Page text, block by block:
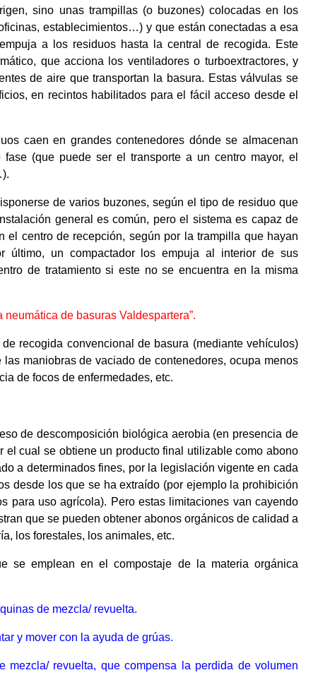
sino unas trampillas (o buzones) colocadas en los
establecimientos…) y que están conectadas a esa
a los residuos hasta la central de recogida. Este
que acciona los ventiladores o turboextractores, y
de aire que transportan la basura. Estas válvulas se
en recintos habilitados para el fácil acceso desde el
caen en grandes contenedores dónde se almacenan
(que puede ser el transporte a un centro mayor, el
de varios buzones, según el tipo de residuo que
general es común, pero el sistema es capaz de
el centro de recepción, según por la trampilla que hayan
último, un compactador los empuja al interior de sus
de tratamiento si este no se encuentra en la misma
de basuras Valdespartera”.
recogida convencional de basura (mediante vehículos)
maniobras de vaciado de contenedores, ocupa menos
de focos de enfermedades, etc.
de descomposición biológica aerobia (en presencia de
cual se obtiene un producto final utilizable como abono
a determinados fines, por la legislación vigente en cada
desde los que se ha extraído (por ejemplo la prohibición
para uso agrícola). Pero estas limitaciones van cayendo
que se pueden obtener abonos orgánicos de calidad a
los forestales, los animales, etc.
se emplean en el compostaje de la materia orgánica
de mezcla/ revuelta.
y mover con la ayuda de grúas.
mezcla/ revuelta, que compensa la perdida de volumen